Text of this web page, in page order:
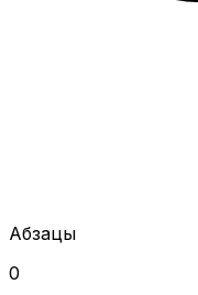
Абзацы
0